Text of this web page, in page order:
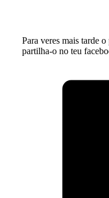
Para veres mais tarde
partilha-o no teu